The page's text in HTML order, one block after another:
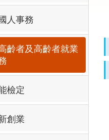
人事務
齡者及高齡者就業
檢定
創業